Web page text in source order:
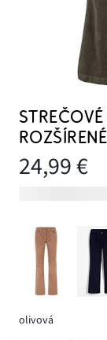
ROZŠÍRENÉ
24,99 €
olivová